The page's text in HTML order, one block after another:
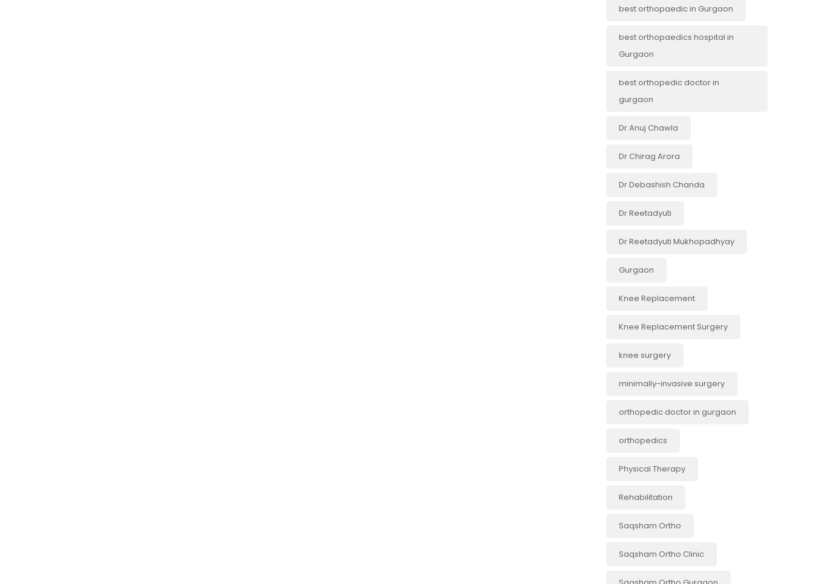
best orthopaedic in Gurgaon
best orthopaedics hospital in
Gurgaon
best orthopedic doctor in
gurgaon
Dr Anuj Chawla
Dr Chirag Arora
Dr Debashish Chanda
Dr Reetadyuti
Dr Reetadyuti Mukhopadhyay
Gurgaon
Knee Replacement
Knee Replacement Surgery
knee surgery
minimally-invasive surgery
orthopedic doctor in gurgaon
orthopedics
Physical Therapy
Rehabilitation
Saqsham Ortho
Saqsham Ortho Clinic